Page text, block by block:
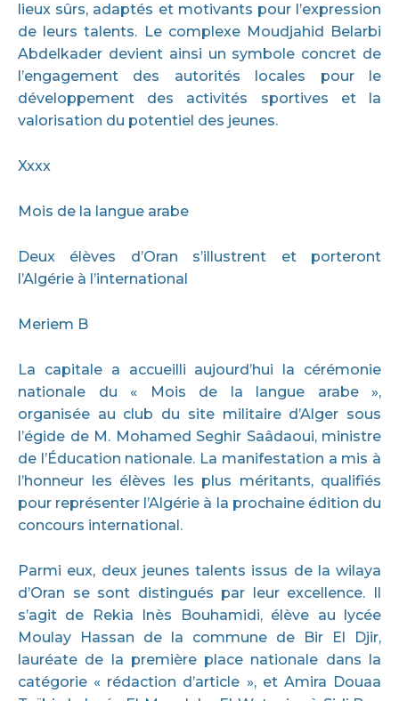
lieux sûrs, adaptés et motivants pour l’expression
de leurs talents. Le complexe Moudjahid Belarbi
Abdelkader devient ainsi un symbole concret de
l’engagement des autorités locales pour le
développement des activités sportives et la
valorisation du potentiel des jeunes.
Xxxx
Mois de la langue arabe
Deux élèves d’Oran s’illustrent et porteront
l’Algérie à l’international
Meriem B
La capitale a accueilli aujourd’hui la cérémonie
nationale du « Mois de la langue arabe »,
organisée au club du site militaire d’Alger sous
l’égide de M. Mohamed Seghir Saâdaoui, ministre
de l’Éducation nationale. La manifestation a mis à
l’honneur les élèves les plus méritants, qualifiés
pour représenter l’Algérie à la prochaine édition du
concours international.
Parmi eux, deux jeunes talents issus de la wilaya
d’Oran se sont distingués par leur excellence. Il
s’agit de Rekia Inès Bouhamidi, élève au lycée
Moulay Hassan de la commune de Bir El Djir,
lauréate de la première place nationale dans la
catégorie « rédaction d’article », et Amira Douaa